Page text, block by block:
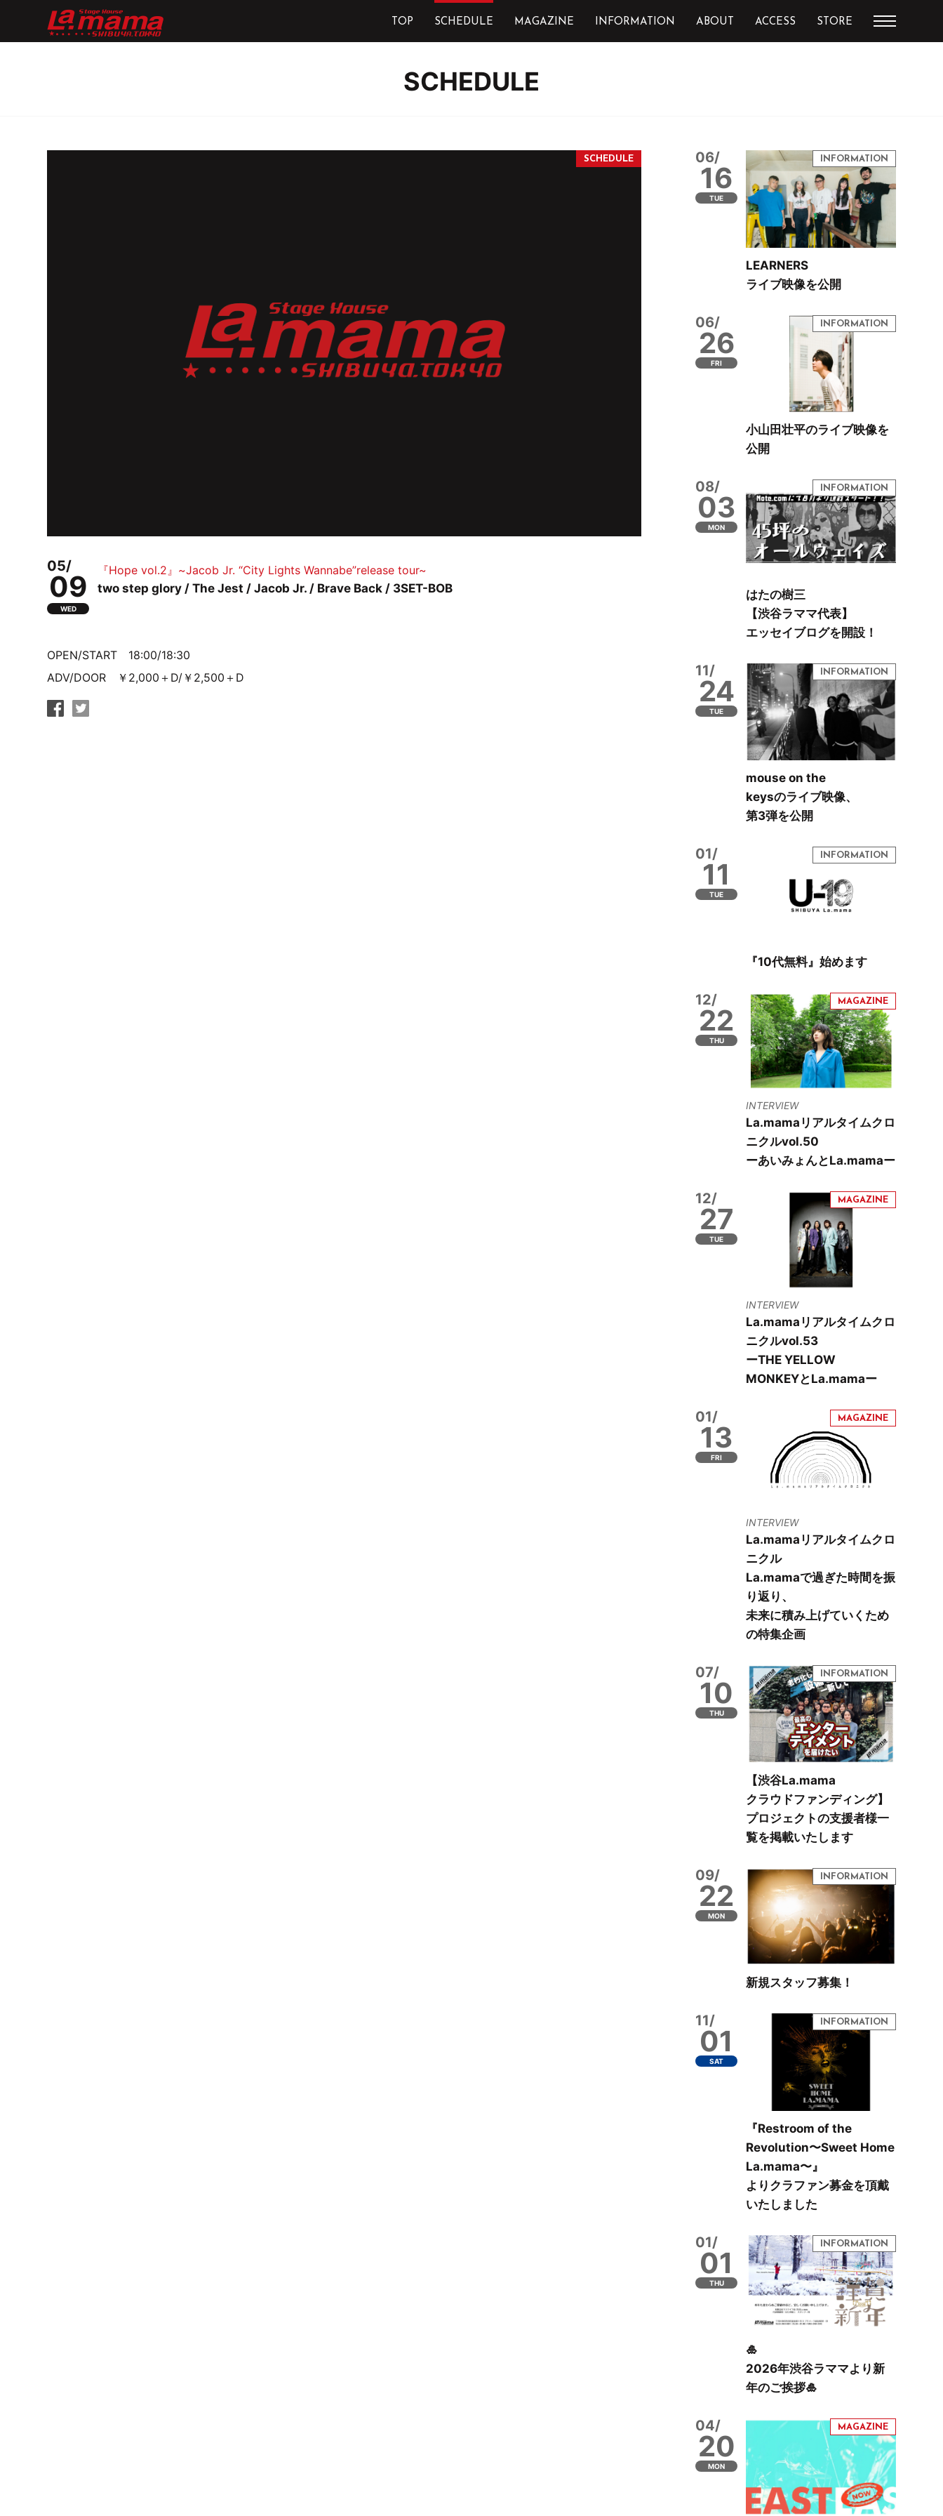
TOP SCHEDULE MAGAZINE INFORMATION ABOUT ACCESS STORE
SCHEDULE
05/
09
WED
『Hope vol.2』~Jacob Jr. “City Lights Wannabe”release tour~
two step glory / The Jest / Jacob Jr. / Brave Back / 3SET-BOB
OPEN/START 18:00/18:30
ADV/DOOR ￥2,000＋D/￥2,500＋D
06/
16
TUE
LEARNERS
ライブ映像を公開
06/
26
FRI
小山田壮平のライブ映像を
公開
08/
03
MON
はたの樹三
【渋谷ラママ代表】
エッセイブログを開設！
11/
24
TUE
mouse on the
keysのライブ映像、
第3弾を公開
01/
11
TUE
『10代無料』始めます
12/
22
THU
INTERVIEW
La.mamaリアルタイムクロ
ニクルvol.50
ーあいみょんとLa.mamaー
12/
27
TUE
INTERVIEW
La.mamaリアルタイムクロ
ニクルvol.53
ーTHE YELLOW
MONKEYとLa.mamaー
01/
13
FRI
INTERVIEW
La.mamaリアルタイムクロ
ニクル
La.mamaで過ぎた時間を振
り返り、
未来に積み上げていくため
の特集企画
07/
10
THU
【渋谷La.mama
クラウドファンディング】
プロジェクトの支援者様一
覧を掲載いたします
09/
22
MON
新規スタッフ募集！
11/
01
SAT
『Restroom of the
Revolution〜Sweet Home
La.mama〜』
よりクラファン募金を頂戴
いたしました
01/
01
THU
🎍
2026年渋谷ラママより新
年のご挨拶🎍
04/
20
MON